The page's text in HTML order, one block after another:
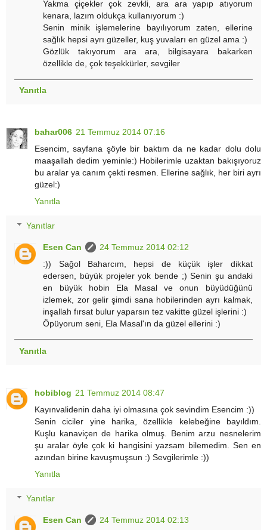
Yakma çiçekler çok zevkli, ara ara yapıp atıyorum
kenara, lazım oldukça kullanıyorum :)
Senin minik işlemelerine bayılıyorum zaten, ellerine
sağlık hepsi ayrı güzeller, kuş yuvaları en güzel ama :)
Gözlük takıyorum ara ara, bilgisayara bakarken
özellikle de, çok teşekkürler, sevgiler
Yanıtla
bahar006 21 Temmuz 2014 07:16
Esencim, sayfana şöyle bir baktım da ne kadar dolu dolu
maaşallah dedim yeminle:) Hobilerimle uzaktan bakışıyoruz
bu aralar ya canım çekti resmen. Ellerine sağlık, her biri ayrı
güzel:)
Yanıtla
Yanıtlar
Esen Can
24 Temmuz 2014 02:12
:)) Sağol Baharcım, hepsi de küçük işler dikkat
edersen, büyük projeler yok bende ;) Senin şu andaki
en büyük hobin Ela Masal ve onun büyüdüğünü
izlemek, zor gelir şimdi sana hobilerinden ayrı kalmak,
inşallah fırsat bulur yaparsın tez vakitte güzel işlerini :)
Öpüyorum seni, Ela Masal'ın da güzel ellerini :)
Yanıtla
hobiblog 21 Temmuz 2014 08:47
Kayınvalidenin daha iyi olmasına çok sevindim Esencim :))
Senin ciciler yine harika, özellikle kelebeğine bayıldım.
Kuşlu kanaviçen de harika olmuş. Benim arzu nesnelerim
şu aralar öyle çok ki hangisini yazsam bilemedim. Sen en
azından birine kavuşmuşsun :) Sevgilerimle :))
Yanıtla
Yanıtlar
Esen Can
24 Temmuz 2014 02:13